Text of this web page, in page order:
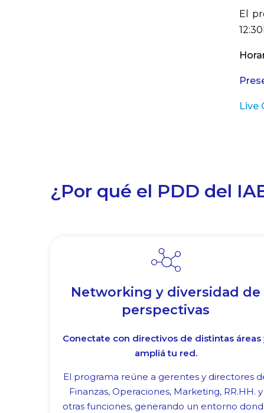
El
Live
¿Por qué el PDD del
Networking y diversidad de
perspectivas
Conectate con directivos de distintas áreas
ampliá tu red.
El programa reúne a gerentes y directores
Finanzas, Operaciones, Marketing, RR.HH. y
otras funciones, generando un entorno